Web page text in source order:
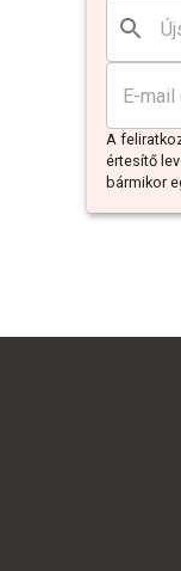
A
értesítő
bármikor